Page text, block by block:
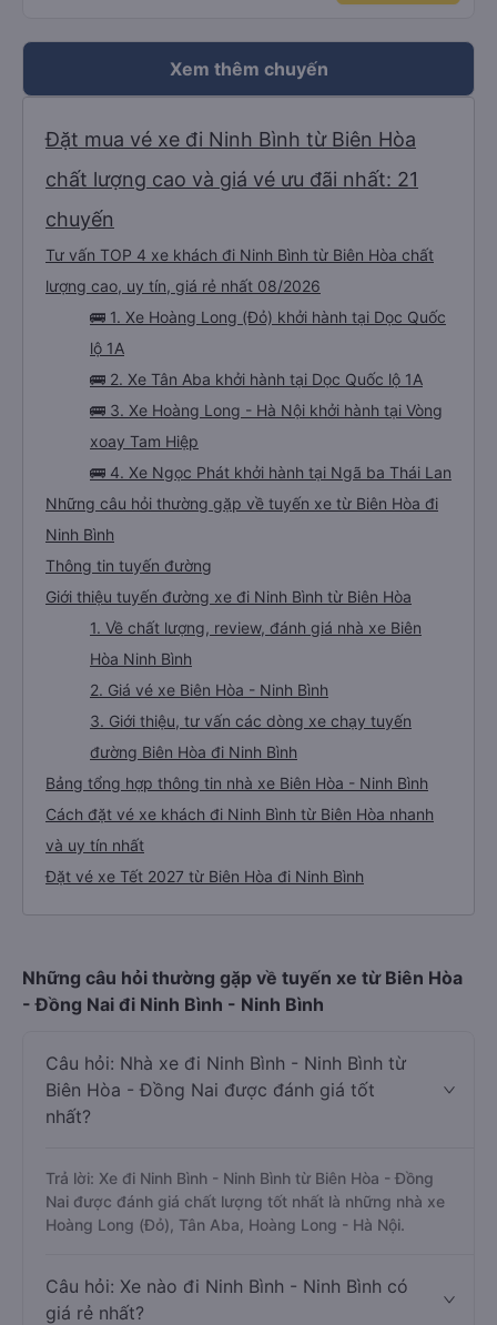
Xem thêm chuyến
Đặt mua vé xe đi Ninh Bình từ Biên Hòa
chất lượng cao và giá vé ưu đãi nhất: 21
chuyến
Tư vấn TOP 4 xe khách đi Ninh Bình từ Biên Hòa chất
lượng cao, uy tín, giá rẻ nhất 08/2026
🚌 1. Xe Hoàng Long (Đỏ) khởi hành tại Dọc Quốc
lộ 1A
🚌 2. Xe Tân Aba khởi hành tại Dọc Quốc lộ 1A
🚌 3. Xe Hoàng Long - Hà Nội khởi hành tại Vòng
xoay Tam Hiệp
🚌 4. Xe Ngọc Phát khởi hành tại Ngã ba Thái Lan
Những câu hỏi thường gặp về tuyến xe từ Biên Hòa đi
Ninh Bình
Thông tin tuyến đường
Giới thiệu tuyến đường xe đi Ninh Bình từ Biên Hòa
1. Về chất lượng, review, đánh giá nhà xe Biên
Hòa Ninh Bình
2. Giá vé xe Biên Hòa - Ninh Bình
3. Giới thiệu, tư vấn các dòng xe chạy tuyến
đường Biên Hòa đi Ninh Bình
Bảng tổng hợp thông tin nhà xe Biên Hòa - Ninh Bình
Cách đặt vé xe khách đi Ninh Bình từ Biên Hòa nhanh
và uy tín nhất
Đặt vé xe Tết 2027 từ Biên Hòa đi Ninh Bình
Những câu hỏi thường gặp về tuyến xe từ Biên Hòa
- Đồng Nai đi Ninh Bình - Ninh Bình
Câu hỏi: Nhà xe đi Ninh Bình - Ninh Bình từ
Biên Hòa - Đồng Nai được đánh giá tốt
nhất?
Trả lời: Xe đi Ninh Bình - Ninh Bình từ Biên Hòa - Đồng
Nai được đánh giá chất lượng tốt nhất là những nhà xe
Hoàng Long (Đỏ), Tân Aba, Hoàng Long - Hà Nội.
Câu hỏi: Xe nào đi Ninh Bình - Ninh Bình có
giá rẻ nhất?